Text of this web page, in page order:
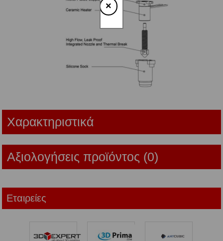
Χαρακτηριστικά
Αξιολογήσεις προϊόντος (0)
Εταιρείες
×